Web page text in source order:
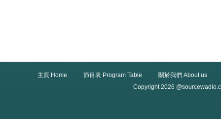
主頁 Home 節目表 Program Table
關於我們 About us
Copyright 2026